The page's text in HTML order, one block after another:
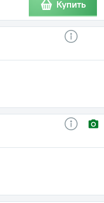
Купить